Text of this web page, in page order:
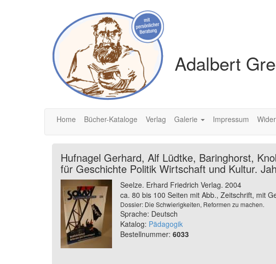
Adalbert
Home Bücher-Kataloge Verlag Galerie Impressum
Hufnagel Gerhard, Alf Lüdtke, Baringhorst,
für Geschichte Politik Wirtschaft und Kultur.
Seelze. Erhard Friedrich Verlag. 2004
ca. 80 bis 100 Seiten mit Abb., Zeitschrift, mit
Dossier: Die Schwierigkeiten, Reformen zu machen.
Sprache: Deutsch
Katalog: Pädagogik
Bestellnummer: 6033